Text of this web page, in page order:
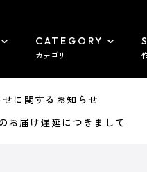
CATEGORY
カテゴリ
に関するお知らせ
届け遅延につきまして